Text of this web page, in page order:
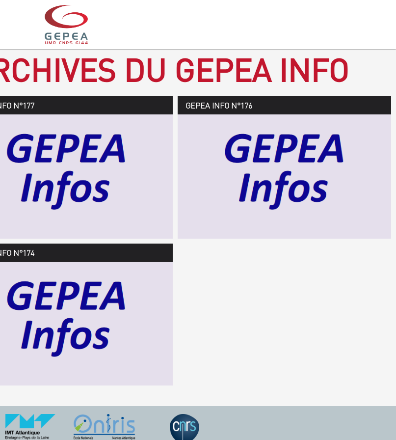
DU GEPEA INFO
n°178
> janvier 2020
TÉLÉCHARGEZ LE GEPEA INFOS
N°177
GEPEA Infos n°177
Août > octobre 2019
TÉLÉCHARGEZ LE GEPEA INFOS
GEPEA INFO N°176
n°175
> février 2019
TÉLÉCHARGEZ LE GEPEA INFOS
N°174